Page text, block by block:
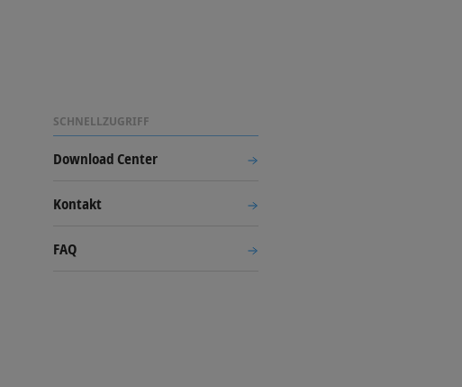
SCHNELLZUGRIFF
Download Center
Kontakt
FAQ